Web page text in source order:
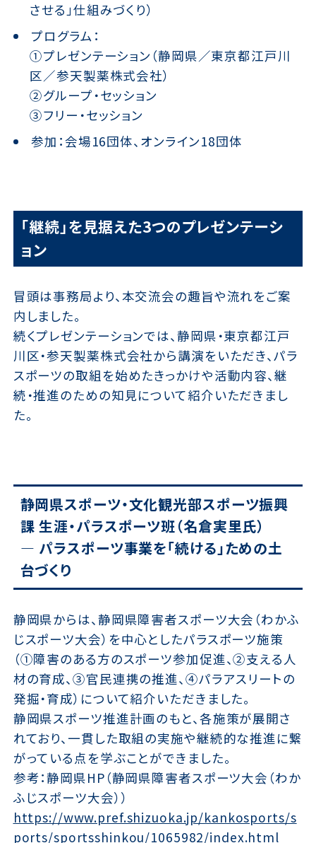
させる」仕組みづくり）
プログラム：
①プレゼンテーション（静岡県／東京都江戸川
区／参天製薬株式会社）
②グループ・セッション
③フリー・セッション
参加：会場16団体、オンライン18団体
「継続」を見据えた3つのプレゼンテーシ
ョン
冒頭は事務局より、本交流会の趣旨や流れをご案
内しました。
続くプレゼンテーションでは、静岡県・東京都江戸
川区・参天製薬株式会社から講演をいただき、パラ
スポーツの取組を始めたきっかけや活動内容、継
続・推進のための知見について紹介いただきまし
た。
静岡県スポーツ・文化観光部スポーツ振興
課 生涯・パラスポーツ班（名倉実里氏）
— パラスポーツ事業を「続ける」ための土
台づくり
静岡県からは、静岡県障害者スポーツ大会（わかふ
じスポーツ大会）を中心としたパラスポーツ施策
（①障害のある方のスポーツ参加促進、②支える人
材の育成、③官民連携の推進、④パラアスリートの
発掘・育成）について紹介いただきました。
静岡県スポーツ推進計画のもと、各施策が展開さ
れており、一貫した取組の実施や継続的な推進に繋
がっている点を学ぶことができました。
参考：静岡県HP（静岡県障害者スポーツ大会（わか
ふじスポーツ大会））
https://www.pref.shizuoka.jp/kankosports/s
ports/sportsshinkou/1065982/index.html